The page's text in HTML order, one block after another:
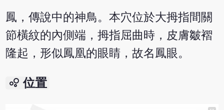
鳳，傳說中的神鳥。本穴位於大拇指間關
節橫紋的內側端，拇指屈曲時，皮膚皺褶
隆起，形似鳳凰的眼睛，故名鳳眼。
bubble_chart 位置